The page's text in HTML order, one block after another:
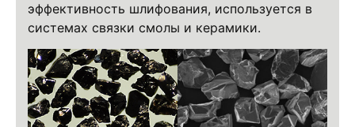
эффективность шлифования, используется в
системах связки смолы и керамики.